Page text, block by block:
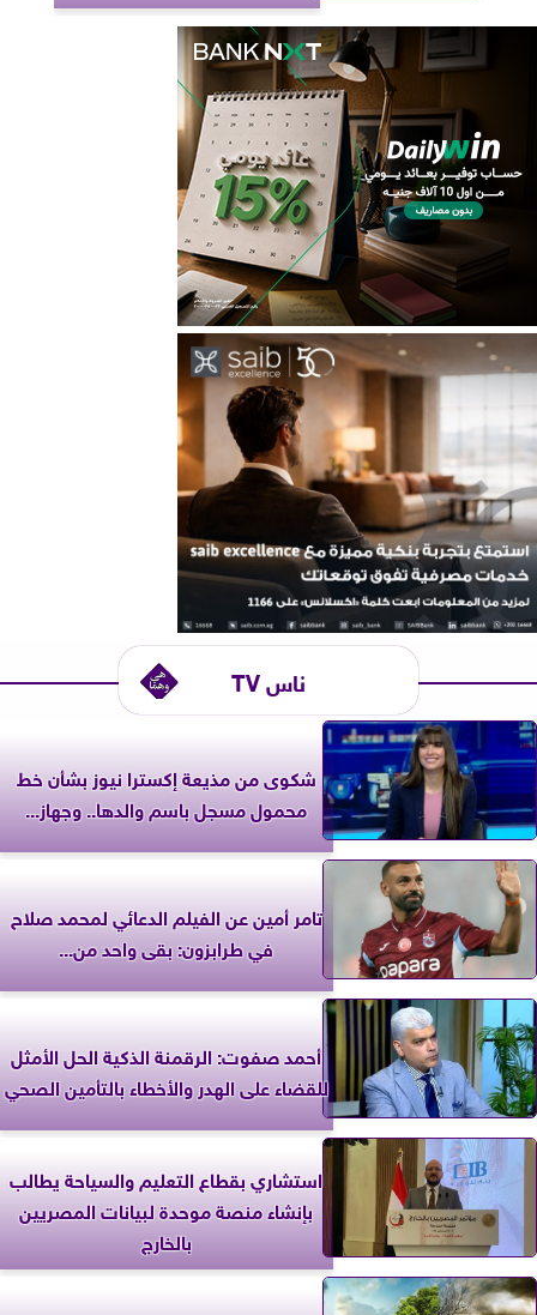
ناس TV
شكوى من مذيعة إكسترا نيوز بشأن خط
محمول مسجل باسم والدها.. وجهاز...
تامر أمين عن الفيلم الدعائي لمحمد صلاح
في طرابزون: بقى واحد من...
أحمد صفوت: الرقمنة الذكية الحل الأمثل
للقضاء على الهدر والأخطاء بالتأمين الصحي
استشاري بقطاع التعليم والسياحة يطالب
بإنشاء منصة موحدة لبيانات المصريين
بالخارج